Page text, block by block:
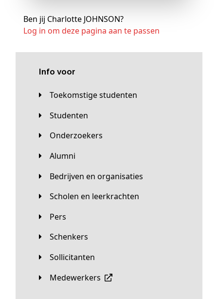
Ben jij Charlotte JOHNSON?
Log in om deze pagina aan te passen
Info voor
Toekomstige studenten
Studenten
Onderzoekers
Alumni
Bedrijven en organisaties
Scholen en leerkrachten
Pers
Schenkers
Sollicitanten
Medewerkers